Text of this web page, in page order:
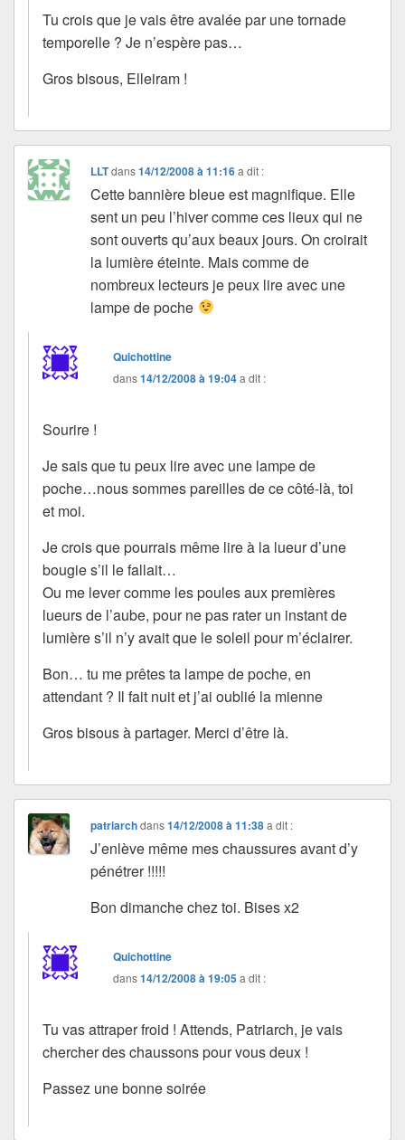
Tu crois que je vais être avalée par une tornade
temporelle ? Je n’espère pas…
Gros bisous, Elleiram !
LLTdans14/12/2008 à 11:16 a dit :
Cette bannière bleue est magnifique. Elle
sent un peu l’hiver comme ces lieux qui ne
sont ouverts qu’aux beaux jours. On croirait
la lumière éteinte. Mais comme de
nombreux lecteurs je peux lire avec une
lampe de poche
Quichottine
dans14/12/2008 à 19:04a dit :
Sourire !
Je sais que tu peux lire avec une lampe de
poche…nous sommes pareilles de ce côté-là, toi
et moi.
Je crois que pourrais même lire à la lueur d’une
bougie s’il le fallait…
Ou me lever comme les poules aux premières
lueurs de l’aube, pour ne pas rater un instant de
lumière s’il n’y avait que le soleil pour m’éclairer.
Bon… tu me prêtes ta lampe de poche, en
attendant ? Il fait nuit et j’ai oublié la mienne
Gros bisous à partager. Merci d’être là.
patriarchdans14/12/2008 à 11:38 a dit :
J’enlève même mes chaussures avant d’y
pénétrer !!!!!
Bon dimanche chez toi. Bises x2
Quichottine
dans14/12/2008 à 19:05a dit :
Tu vas attraper froid ! Attends, Patriarch, je vais
chercher des chaussons pour vous deux !
Passez une bonne soirée